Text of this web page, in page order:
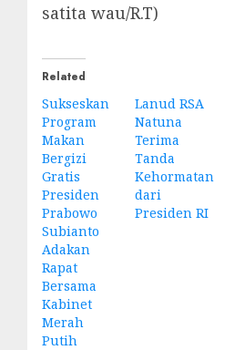
satita wau/R.T)
Related
Sukseskan
Program
Makan
Bergizi
Gratis
Presiden
Prabowo
Subianto
Adakan
Rapat
Bersama
Kabinet
Merah
Putih
Lanud RSA
Natuna
Terima
Tanda
Kehormatan
dari
Presiden RI